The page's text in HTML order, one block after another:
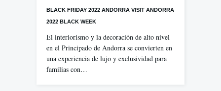
BLACK FRIDAY 2022 ANDORRA VISIT ANDORRA
2022 BLACK WEEK
El interiorismo y la decoración de alto nivel
en el Principado de Andorra se convierten en
una experiencia de lujo y exclusividad para
familias con…